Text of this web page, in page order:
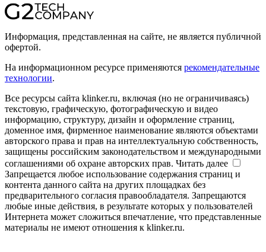
Информация, представленная на сайте, не является публичной
офертой.
На информационном ресурсе применяются рекомендательные
технологии.
Все ресурсы сайта klinker.ru, включая (но не ограничиваясь)
текстовую, графическую, фотографическую и видео
информацию, структуру, дизайн и оформление страниц,
доменное имя, фирменное наименование являются объектами
авторского права и прав на интеллектуальную собственность,
защищены российским законодательством и международными
соглашениями об охране авторских прав. Читать далее
Запрещается любое использование содержания страниц и
контента данного сайта на других площадках без
предварительного согласия правообладателя. Запрещаются
любые иные действия, в результате которых у пользователей
Интернета может сложиться впечатление, что представленные
материалы не имеют отношения к klinker.ru.